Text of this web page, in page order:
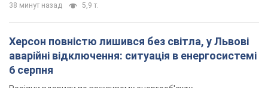
38 минут назад 5,9 т.
Херсон повністю лишився без світла, у Львові
аварійні відключення: ситуація в енергосистемі
6 серпня